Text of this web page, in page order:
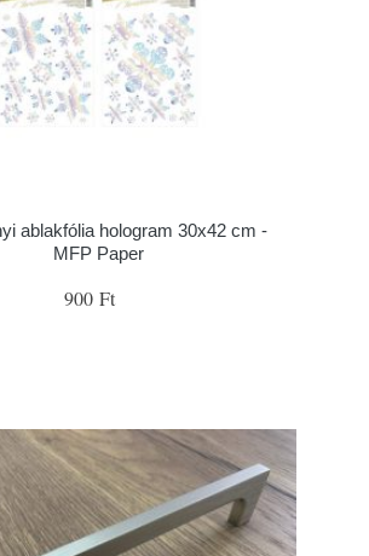
ablakfólia hologram 30x42 cm -
MFP Paper
900 Ft